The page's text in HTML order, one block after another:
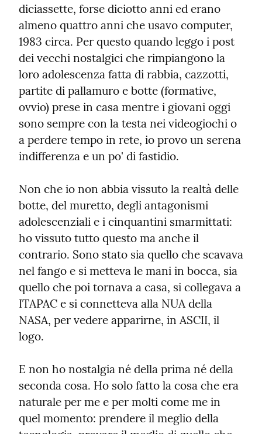
diciassette, forse diciotto anni ed erano
almeno quattro anni che usavo computer,
1983 circa. Per questo quando leggo i post
dei vecchi nostalgici che rimpiangono la
loro adolescenza fatta di rabbia, cazzotti,
partite di pallamuro e botte (formative,
ovvio) prese in casa mentre i giovani oggi
sono sempre con la testa nei videogiochi o
a perdere tempo in rete, io provo un serena
indifferenza e un po' di fastidio.
Non che io non abbia vissuto la realtà delle
botte, del muretto, degli antagonismi
adolescenziali e i cinquantini smarmittati:
ho vissuto tutto questo ma anche il
contrario. Sono stato sia quello che scavava
nel fango e si metteva le mani in bocca, sia
quello che poi tornava a casa, si collegava a
ITAPAC e si connetteva alla NUA della
NASA, per vedere apparirne, in ASCII, il
logo.
E non ho nostalgia né della prima né della
seconda cosa. Ho solo fatto la cosa che era
naturale per me e per molti come me in
quel momento: prendere il meglio della